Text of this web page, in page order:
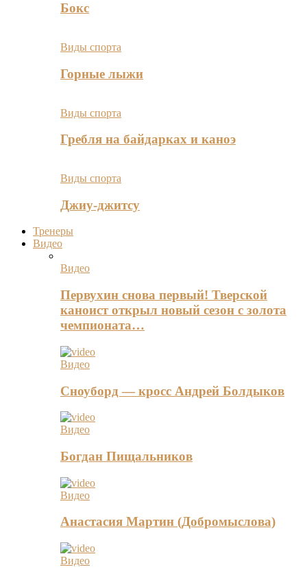
Бокс
Виды спорта
Горные лыжи
Виды спорта
Гребля на байдарках и каноэ
Виды спорта
Джиу-джитсу
Тренеры
Видео
Видео
Первухин снова первый! Тверской
каноист открыл новый сезон с золота
чемпионата…
Видео
Сноуборд — кросс Андрей Болдыков
Видео
Богдан Пищальников
Видео
Анастасия Мартин (Добромыслова)
Видео